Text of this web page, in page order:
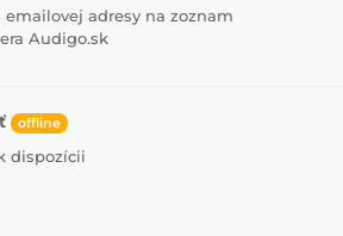
adresy na zoznam
Audigo.sk
offline
dispozícii